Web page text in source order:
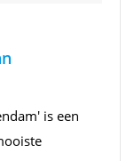
is een